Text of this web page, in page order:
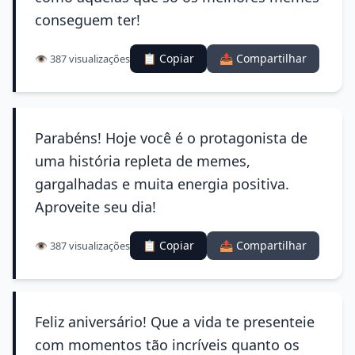
conseguem ter!
👁️ 387 visualizações 📋 Copiar 📤 Compartilhar
Parabéns! Hoje você é o protagonista de
uma história repleta de memes,
gargalhadas e muita energia positiva.
Aproveite seu dia!
👁️ 387 visualizações 📋 Copiar 📤 Compartilhar
Feliz aniversário! Que a vida te presenteie
com momentos tão incríveis quanto os